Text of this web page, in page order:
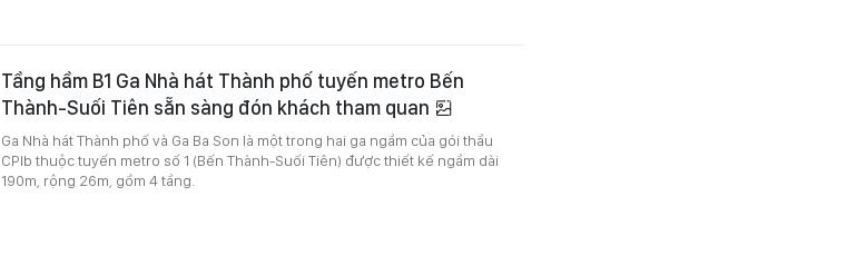
Tầng hầm B1 Ga Nhà hát Thành phố tuyến metro Bến
Thành-Suối Tiên sẵn sàng đón khách tham quan
Ga Nhà hát Thành phố và Ga Ba Son là một trong hai ga ngầm của gói thầu
CPlb thuộc tuyến metro số 1 (Bến Thành-Suối Tiên) được thiết kế ngầm dài
190m, rộng 26m, gồm 4 tầng.